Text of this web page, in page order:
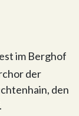
im Berghof
der
den